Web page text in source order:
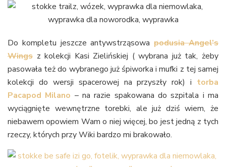
Do kompletu jeszcze antywstrząsowapodusia Angel’s
Wings z kolekcji Kasi Zielińskiej ( wybrana już tak, żeby
pasowała też do wybranego już śpiworka i mufki z tej samej
kolekcji do wersji spacerowej na przyszły rok) i torba
Pacapod Milano – na razie spakowana do szpitala i ma
wyciągnięte wewnętrzne torebki, ale już dziś wiem, że
niebawem opowiem Wam o niej więcej, bo jest jedną z tych
rzeczy, których przy Wiki bardzo mi brakowało.